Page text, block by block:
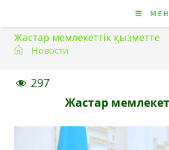
Жастар мемлекеттік қызметте
Новости
297
Жастар